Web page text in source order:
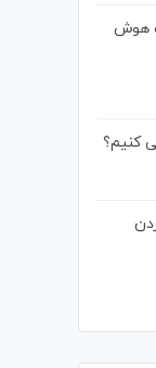
هوش
کنیم؟